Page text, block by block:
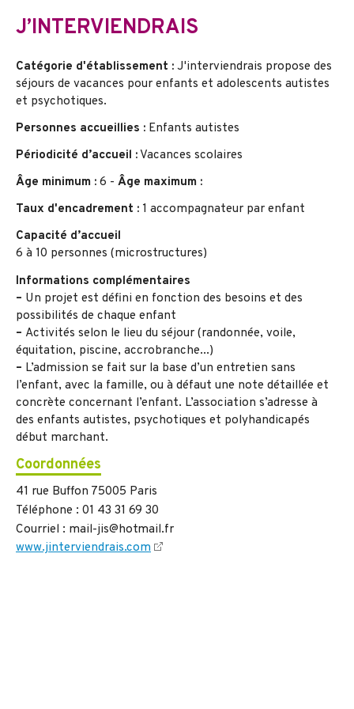
J’INTERVIENDRAIS
Catégorie d'établissement : J'interviendrais propose des
séjours de vacances pour enfants et adolescents autistes
et psychotiques.
Personnes accueillies : Enfants autistes
Périodicité d’accueil :Vacances scolaires
Âge minimum : 6 - Âge maximum :
Taux d'encadrement : 1 accompagnateur par enfant
Capacité d’accueil
6 à 10 personnes (microstructures)
Informations complémentaires
– Un projet est défini en fonction des besoins et des
possibilités de chaque enfant
– Activités selon le lieu du séjour (randonnée, voile,
équitation, piscine, accrobranche...)
– L’admission se fait sur la base d’un entretien sans
l’enfant, avec la famille, ou à défaut une note détaillée et
concrète concernant l’enfant. L’association s’adresse à
des enfants autistes, psychotiques et polyhandicapés
début marchant.
Coordonnées
41 rue Buffon 75005 Paris
Téléphone : 01 43 31 69 30
Courriel : mail-jis@hotmail.fr
www.jinterviendrais.com